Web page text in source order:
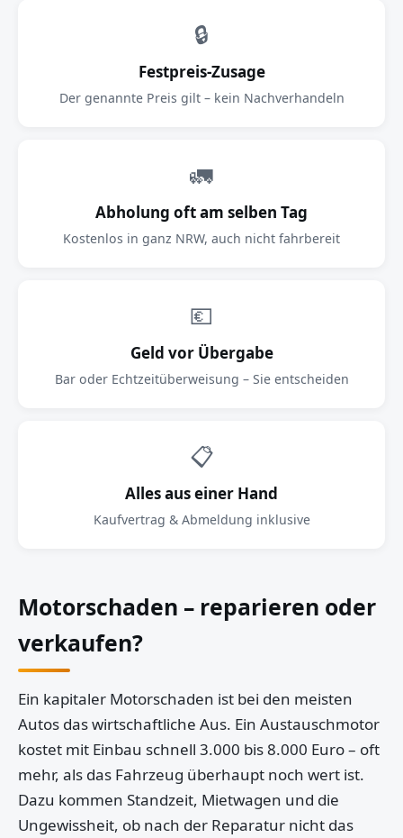
🔒
Festpreis-Zusage
Der genannte Preis gilt – kein Nachverhandeln
🚛
Abholung oft am selben Tag
Kostenlos in ganz NRW, auch nicht fahrbereit
💶
Geld vor Übergabe
Bar oder Echtzeitüberweisung – Sie entscheiden
📋
Alles aus einer Hand
Kaufvertrag & Abmeldung inklusive
Motorschaden – reparieren oder
verkaufen?
Ein kapitaler Motorschaden ist bei den meisten
Autos das wirtschaftliche Aus. Ein Austauschmotor
kostet mit Einbau schnell 3.000 bis 8.000 Euro – oft
mehr, als das Fahrzeug überhaupt noch wert ist.
Dazu kommen Standzeit, Mietwagen und die
Ungewissheit, ob nach der Reparatur nicht das